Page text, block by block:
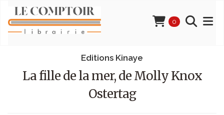
0
Editions Kinaye
La fille de la mer, de Molly Knox
Ostertag